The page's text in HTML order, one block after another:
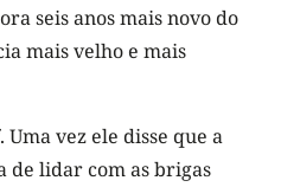
seis anos mais novo do
mais velho e mais
vez ele disse que a
de lidar com as brigas